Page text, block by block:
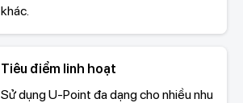
khác.
Tiêu điểm linh hoạt
Sử dụng U-Point đa dạng cho nhiều nhu